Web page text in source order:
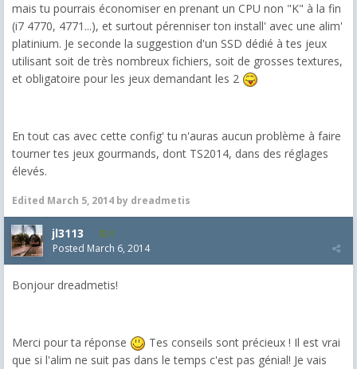
mais tu pourrais économiser en prenant un CPU non "K" à la fin
(i7 4770, 4771...), et surtout pérenniser ton install' avec une alim'
platinium. Je seconde la suggestion d'un SSD dédié à tes jeux
utilisant soit de très nombreux fichiers, soit de grosses textures,
et obligatoire pour les jeux demandant les 2
En tout cas avec cette config' tu n'auras aucun problème à faire
tourner tes jeux gourmands, dont TS2014, dans des réglages
élevés.
Edited March 5, 2014 by dreadmetis
jl3113 8
Posted March 6, 2014
Bonjour dreadmetis!
Merci pour ta réponse
Tes conseils sont précieux ! Il est vrai
que si l'alim ne suit pas dans le temps c'est pas génial! Je vais